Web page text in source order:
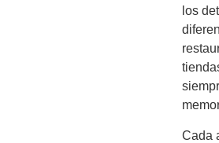
los
Cada